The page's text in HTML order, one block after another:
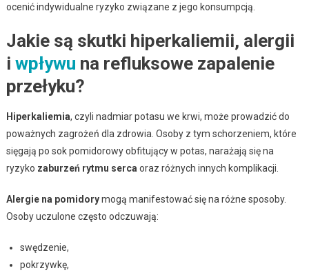
ocenić indywidualne ryzyko związane z jego konsumpcją.
Jakie są skutki hiperkaliemii, alergii
i wpływu na refluksowe zapalenie
przełyku?
Hiperkaliemia, czyli nadmiar potasu we krwi, może prowadzić do
poważnych zagrożeń dla zdrowia. Osoby z tym schorzeniem, które
sięgają po sok pomidorowy obfitujący w potas, narażają się na
ryzyko zaburzeń rytmu serca oraz różnych innych komplikacji.
Alergie na pomidorymogą manifestować się na różne sposoby.
Osoby uczulone często odczuwają:
swędzenie,
pokrzywkę,